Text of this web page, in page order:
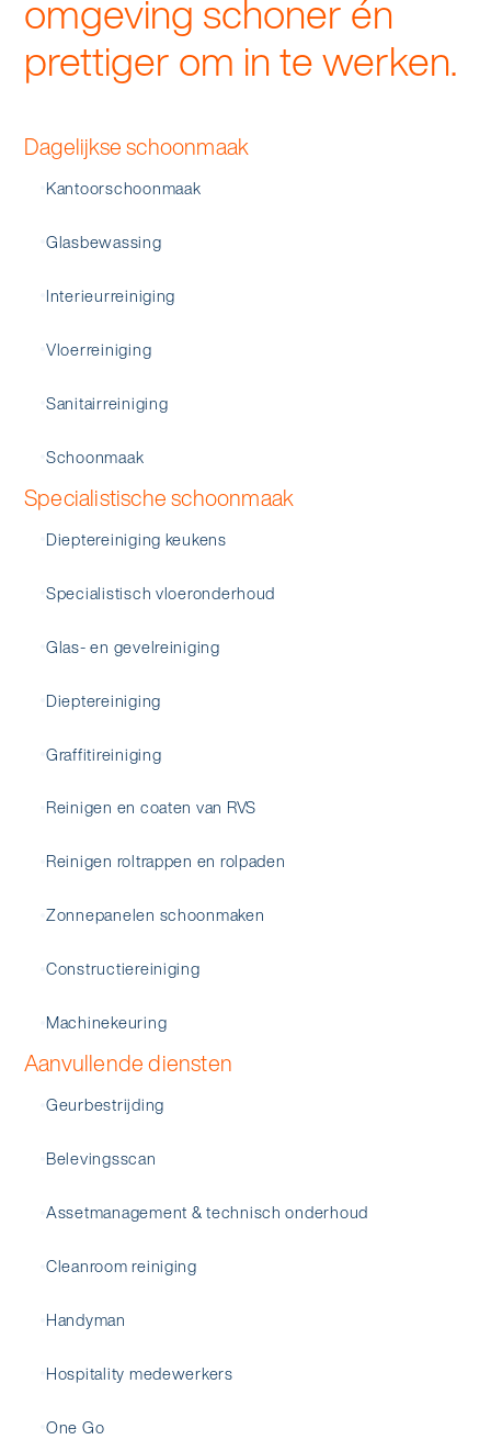
omgeving schoner én
prettiger om in te werken.
Dagelijkse schoonmaak
Kantoorschoonmaak
Glasbewassing
Interieurreiniging
Vloerreiniging
Sanitairreiniging
Schoonmaak
Specialistische schoonmaak
Dieptereiniging keukens
Specialistisch vloeronderhoud
Glas- en gevelreiniging
Dieptereiniging
Graffitireiniging
Reinigen en coaten van RVS
Reinigen roltrappen en rolpaden
Zonnepanelen schoonmaken
Constructiereiniging
Machinekeuring
Aanvullende diensten
Geurbestrijding
Belevingsscan
Assetmanagement & technisch onderhoud
Cleanroom reiniging
Handyman
Hospitality medewerkers
One Go